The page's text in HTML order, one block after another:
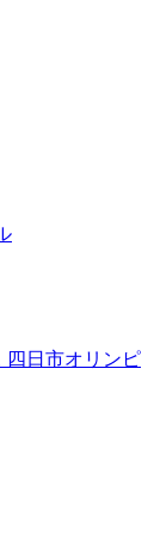
四日市オリンピ